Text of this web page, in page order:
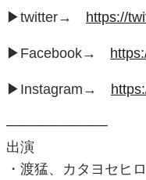
▶︎twitter→ https://
▶︎Facebook→
▶︎Instagram→
──────────
出演
・渡猛、カタヨセヒ